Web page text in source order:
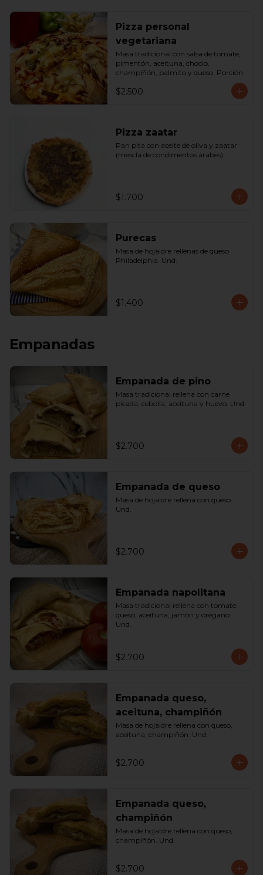
Pizza personal
vegetariana
Masa tradicional con salsa de tomate,
pimentón, aceituna, choclo,
champiñón, palmito y queso. Porción.
$2.500
Pizza zaatar
Pan pita con aceite de oliva y zaatar
(mescla de condimentos árabes)
$1.700
Purecas
Masa de hojaldre rellenas de queso
Philadelphia. Und.
$1.400
Empanadas
Empanada de pino
Masa tradicional rellena con carne
picada, cebolla, aceituna y huevo. Und.
$2.700
Empanada de queso
Masa de hojaldre rellena con queso.
Und.
$2.700
Empanada napolitana
Masa tradicional rellena con tomate,
queso, aceituna, jamón y orégano.
Und.
$2.700
Empanada queso,
aceituna, champiñón
Masa de hojaldre rellena con queso,
aceituna, champiñón. Und.
$2.700
Empanada queso,
champiñón
Masa de hojaldre rellena con queso,
champiñón. Und.
$2.700